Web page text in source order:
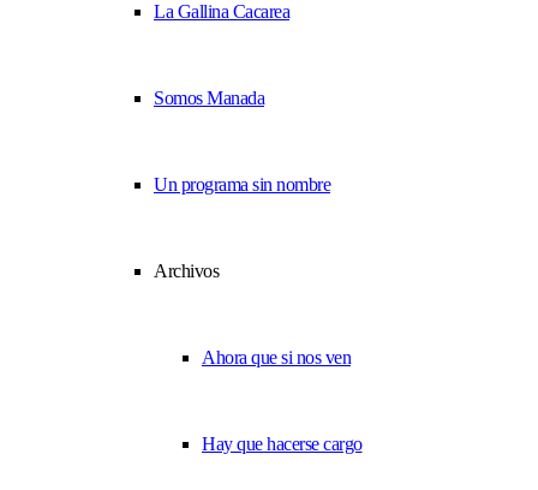
La Gallina Cacarea
Somos Manada
Un programa sin nombre
Archivos
Ahora que si nos ven
Hay que hacerse cargo